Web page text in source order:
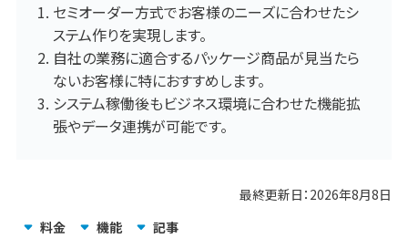
セミオーダー方式でお客様のニーズに合わせたシ
ステム作りを実現します。
自社の業務に適合するパッケージ商品が見当たら
ないお客様に特におすすめします。
システム稼働後もビジネス環境に合わせた機能拡
張やデータ連携が可能です。
最終更新日： 2026年8月8日
料金
機能 記事